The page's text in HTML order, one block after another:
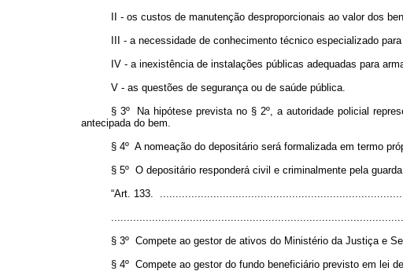
II - os custos de manutenção desproporcionais ao valor dos
III - a necessidade de conhecimento técnico especializado
IV - a inexistência de instalações públicas adequadas para
V - as questões de segurança ou de saúde pública.
§ 3º Na hipótese prevista no § 2º, a autoridade policial
antecipada do bem.
§ 4º A nomeação do depositário será formalizada em termo
§ 5º O depositário responderá civil e criminalmente pela
“Art. 133.
§ 3º Compete ao gestor de ativos do Ministério da Justiça e
§ 4º Compete ao gestor do fundo beneficiário previsto em lei